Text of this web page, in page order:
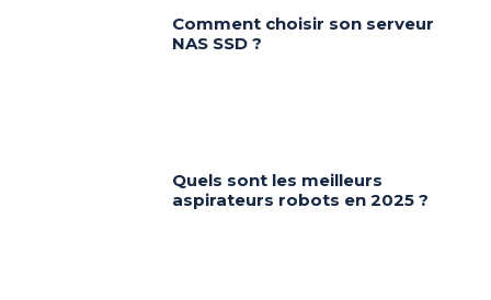
Comment choisir son serveur
NAS SSD ?
Quels sont les meilleurs
aspirateurs robots en 2025 ?